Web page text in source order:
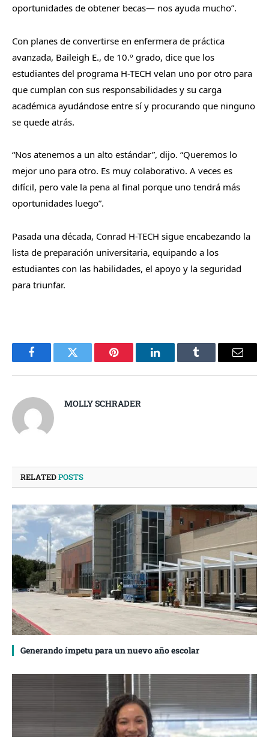
oportunidades de obtener becas— nos ayuda mucho”.
Con planes de convertirse en enfermera de práctica
avanzada, Baileigh E., de 10.º grado, dice que los
estudiantes del programa H-TECH velan uno por otro para
que cumplan con sus responsabilidades y su carga
académica ayudándose entre sí y procurando que ninguno
se quede atrás.
“Nos atenemos a un alto estándar”, dijo. “Queremos lo
mejor uno para otro. Es muy colaborativo. A veces es
difícil, pero vale la pena al final porque uno tendrá más
oportunidades luego”.
Pasada una década, Conrad H-TECH sigue encabezando la
lista de preparación universitaria, equipando a los
estudiantes con las habilidades, el apoyo y la seguridad
para triunfar.
FacebookTwitter Pinterest LinkedInTumblr Email
MOLLY SCHRADER
RELATEDPOSTS
Generando ímpetu para un nuevo año escolar